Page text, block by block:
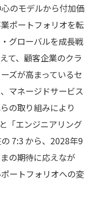
のモデルから付加価
ポートフォリオを転
グローバルを成長戦
て、顧客企業のクラ
ズが高まっているセ
マネージドサービス
の取り組みにより
「エンジニアリング
7:3 から、2028年9
の期待に応えなが
ートフォリオへの変